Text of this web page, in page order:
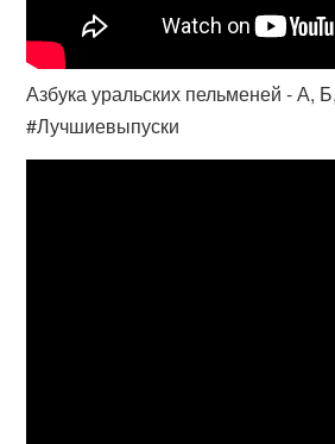
Азбука уральских пельменей - А,
#Лучшиевыпуски